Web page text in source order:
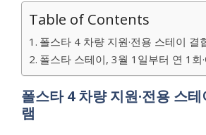
Table of Contents
폴스타 4 차량 지원·전용 스테이 결
폴스타 스테이, 3월 1일부터 연 1회
폴스타 4 차량 지원·전용 스
램